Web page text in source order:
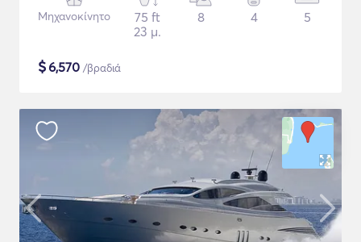
Μηχανοκίνητο
75 ft
23 μ.
8 4 5
$6,570 /βραδιά